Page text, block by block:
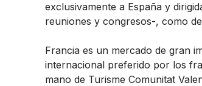
exclusivamente a España y
reuniones y congresos-, como
Francia es un mercado de gran
internacional preferido por los
mano de Turisme Comunitat